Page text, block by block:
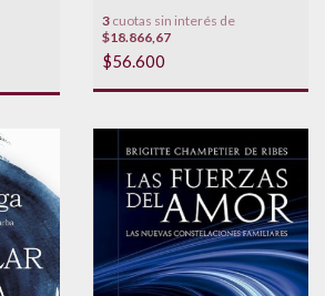
3 cuotas sin interés de
$18.866,67
$56.600